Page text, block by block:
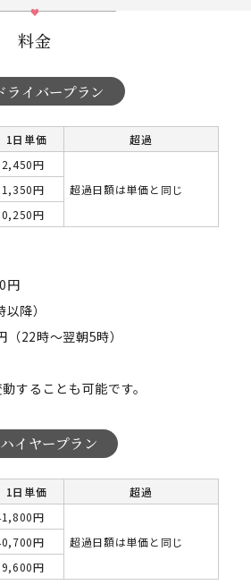
料金
ライバープラン
1日単価
超過
円
超過日額は単価と同じ
円
円
円
降）
22時～翌朝5時）
することも可能です。
イヤープラン
1日単価
超過
円
超過日額は単価と同じ
円
円